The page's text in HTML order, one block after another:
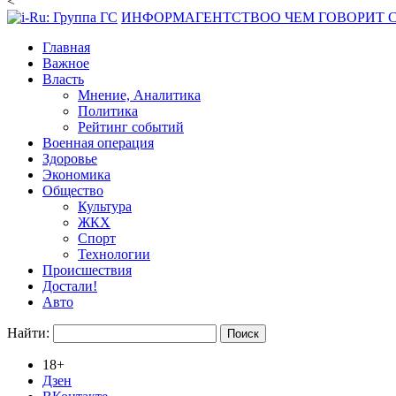
ИНФОРМАГЕНТСТВОО ЧЕМ ГОВОРИТ
Главная
Важное
Власть
Мнение, Аналитика
Политика
Рейтинг событий
Военная операция
Здоровье
Экономика
Общество
Культура
ЖКХ
Спорт
Технологии
Происшествия
Достали!
Авто
Найти:
18+
Дзен